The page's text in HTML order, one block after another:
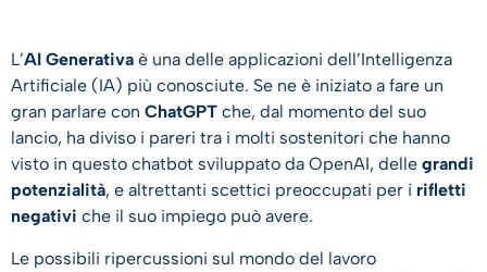
L’AI Generativa è una delle applicazioni dell’Intelligenza
Artificiale (IA) più conosciute. Se ne è iniziato a fare un
gran parlare con ChatGPT che, dal momento del suo
lancio, ha diviso i pareri tra i molti sostenitori che hanno
visto in questo chatbot sviluppato da OpenAI, delle grandi
potenzialità, e altrettanti scettici preoccupati per i rifletti
negativi che il suo impiego può avere.
Le possibili ripercussioni sul mondo del lavoro